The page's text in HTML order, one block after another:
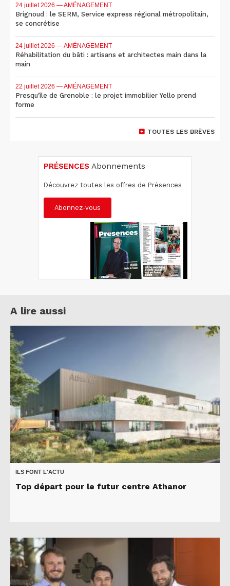
24 juillet 2026 — AMÉNAGEMENT
Brignoud : le SERM, Service express régional métropolitain,
se concrétise
24 juillet 2026 — AMÉNAGEMENT
Réhabilitation du bâti : artisans et architectes main dans la
main
22 juillet 2026 — AMÉNAGEMENT
Presqu'île de Grenoble : le projet immobilier Yello prend
forme
TOUTES LES BRÈVES
PRÉSENCES Abonnements
Découvrez toutes les offres de Présences
Abonnez-vous
A lire aussi
ILS FONT L'ACTU
Top départ pour le futur centre Athanor